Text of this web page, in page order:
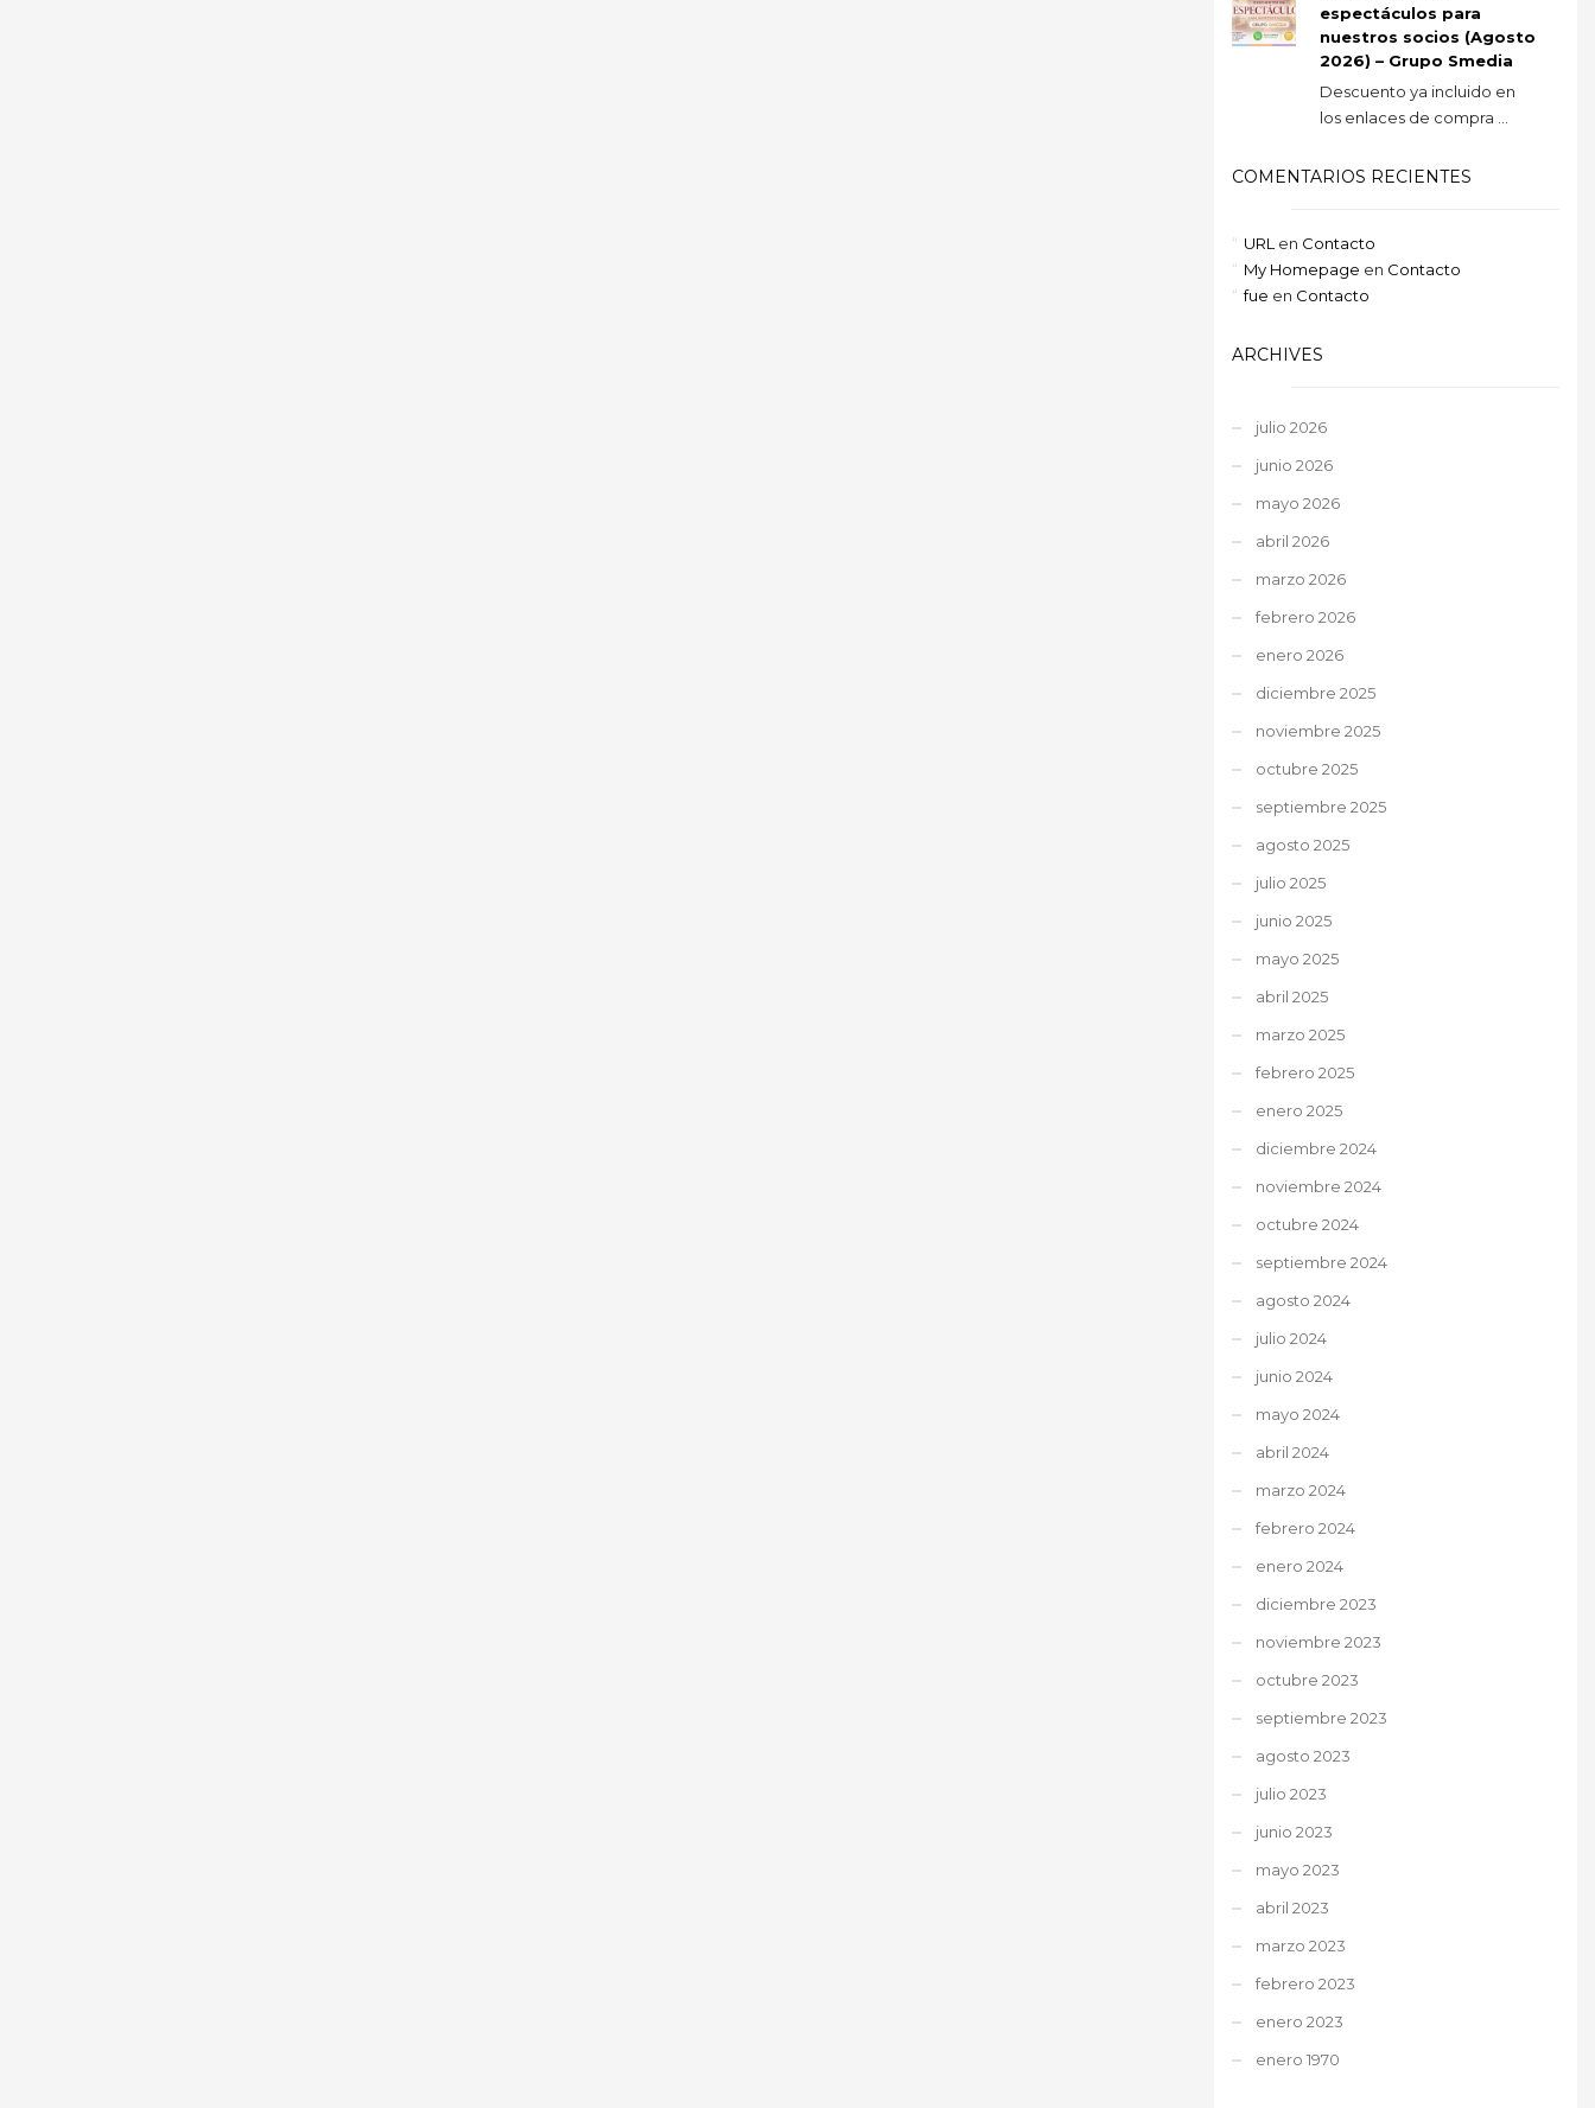
espectáculos para
nuestros socios (Agosto
2026) – Grupo Smedia
Descuento ya incluido en
los enlaces de compra ...
COMENTARIOS RECIENTES
URL en Contacto
My Homepage en Contacto
fue en Contacto
ARCHIVES
julio 2026
junio 2026
mayo 2026
abril 2026
marzo 2026
febrero 2026
enero 2026
diciembre 2025
noviembre 2025
octubre 2025
septiembre 2025
agosto 2025
julio 2025
junio 2025
mayo 2025
abril 2025
marzo 2025
febrero 2025
enero 2025
diciembre 2024
noviembre 2024
octubre 2024
septiembre 2024
agosto 2024
julio 2024
junio 2024
mayo 2024
abril 2024
marzo 2024
febrero 2024
enero 2024
diciembre 2023
noviembre 2023
octubre 2023
septiembre 2023
agosto 2023
julio 2023
junio 2023
mayo 2023
abril 2023
marzo 2023
febrero 2023
enero 2023
enero 1970